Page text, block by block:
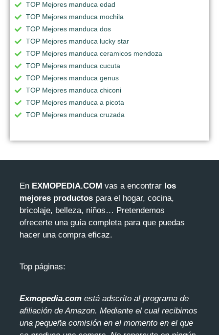
TOP Mejores manduca edad
TOP Mejores manduca mochila
TOP Mejores manduca dos
TOP Mejores manduca lucky star
TOP Mejores manduca ceramicos mendoza
TOP Mejores manduca cucuta
TOP Mejores manduca genus
TOP Mejores manduca chiconi
TOP Mejores manduca a picota
TOP Mejores manduca cruzada
En EXMOPEDIA.COM vas a encontrar los
mejores productos para el hogar, cocina,
bricolaje, belleza, niños… Pretendemos
ofrecerte una guía completa para que puedas
hacer una compra eficaz.
Top páginas:
Exmopedia.com está adscrito al programa de
afiliación de Amazon. Mediante el cual recibimos
una pequeña comisión en el momento en el que